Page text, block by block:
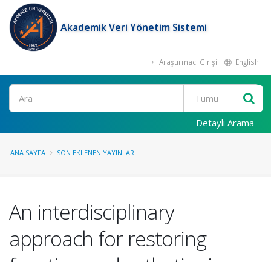
Akademik Veri Yönetim Sistemi
Araştırmacı Girişi English
Ara
Detaylı Arama
ANA SAYFA SON EKLENEN YAYINLAR
An interdisciplinary
approach for restoring